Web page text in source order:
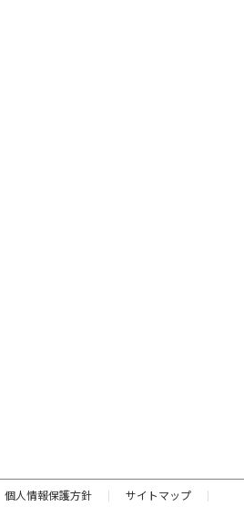
個人情報保護方針 サイトマップ